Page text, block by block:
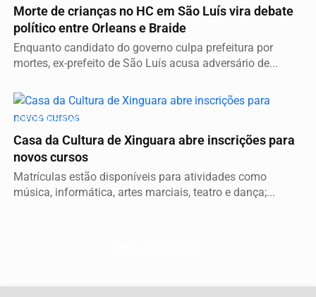
Morte de crianças no HC em São Luís vira debate
político entre Orleans e Braide
Enquanto candidato do governo culpa prefeitura por
mortes, ex-prefeito de São Luís acusa adversário de...
OPORTUNIDADE
Casa da Cultura de Xinguara abre inscrições para
novos cursos
Matrículas estão disponíveis para atividades como
música, informática, artes marciais, teatro e dança;...